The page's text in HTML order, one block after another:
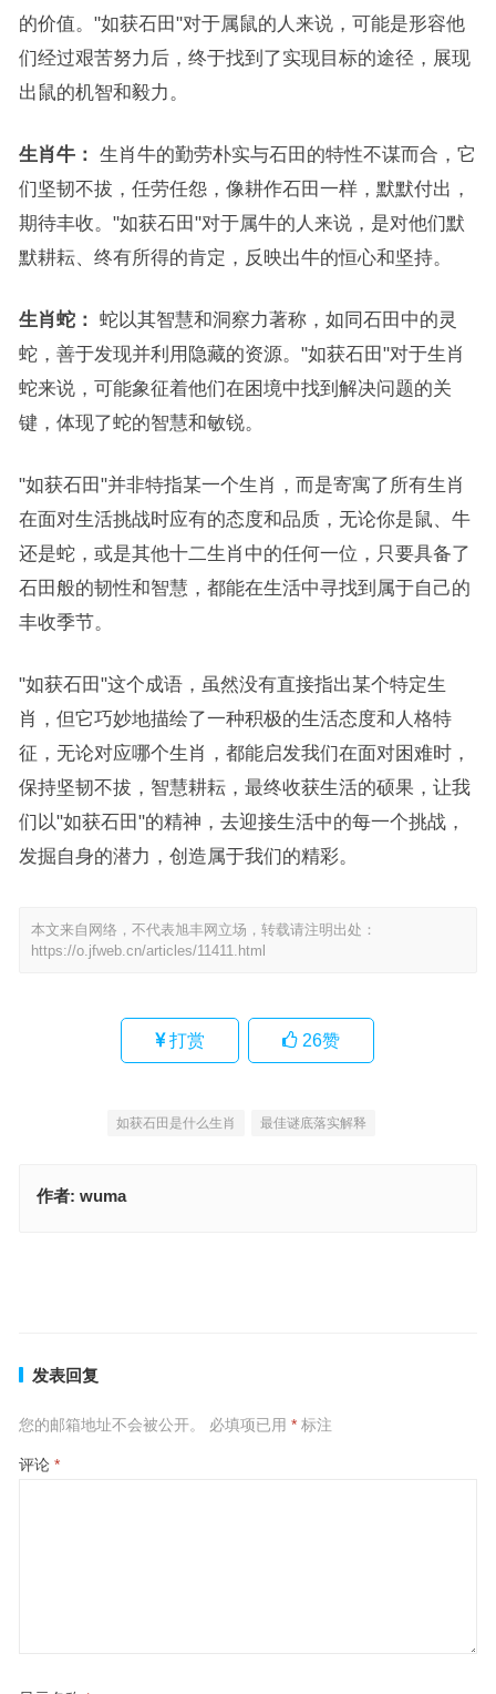
的价值。"如获石田"对于属鼠的人来说，可能是形容他
们经过艰苦努力后，终于找到了实现目标的途径，展现
出鼠的机智和毅力。
生肖牛：
生肖牛的勤劳朴实与石田的特性不谋而合，它
们坚韧不拔，任劳任怨，像耕作石田一样，默默付出，
期待丰收。"如获石田"对于属牛的人来说，是对他们默
默耕耘、终有所得的肯定，反映出牛的恒心和坚持。
生肖蛇：
蛇以其智慧和洞察力著称，如同石田中的灵
蛇，善于发现并利用隐藏的资源。"如获石田"对于生肖
蛇来说，可能象征着他们在困境中找到解决问题的关
键，体现了蛇的智慧和敏锐。
"如获石田"并非特指某一个生肖，而是寄寓了所有生肖
在面对生活挑战时应有的态度和品质，无论你是鼠、牛
还是蛇，或是其他十二生肖中的任何一位，只要具备了
石田般的韧性和智慧，都能在生活中寻找到属于自己的
丰收季节。
"如获石田"这个成语，虽然没有直接指出某个特定生
肖，但它巧妙地描绘了一种积极的生活态度和人格特
征，无论对应哪个生肖，都能启发我们在面对困难时，
保持坚韧不拔，智慧耕耘，最终收获生活的硕果，让我
们以"如获石田"的精神，去迎接生活中的每一个挑战，
发掘自身的潜力，创造属于我们的精彩。
本文来自网络，不代表旭丰网立场，转载请注明出处：
https://o.jfweb.cn/articles/11411.html
打赏 26赞
如获石田是什么生肖 最佳谜底落实解释
作者: wuma
发表回复
您的邮箱地址不会被公开。 必填项已用 *标注
评论 *